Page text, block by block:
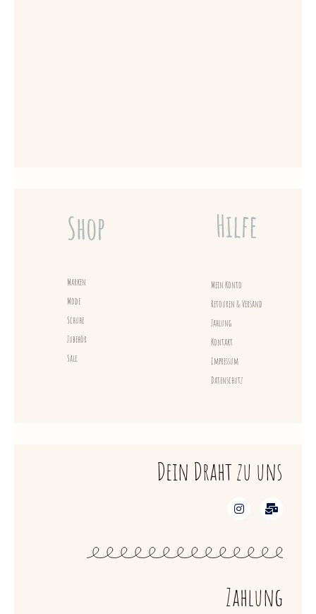
Shop
Marken
Mode
Schuhe
Zubehör
Sale
Hilfe
Mein Konto
Retouren & Versand
Zahlung
Kontakt
Impressum
Datenschutz
Dein Draht zu uns
Zahlung